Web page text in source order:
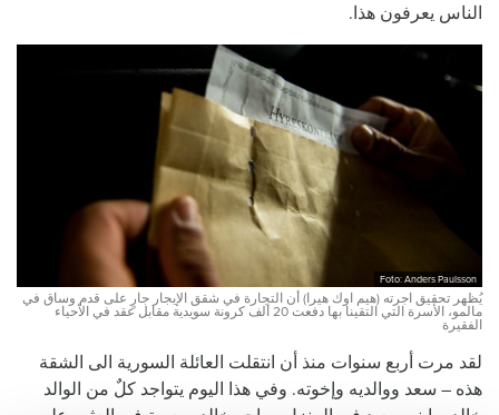
الناس يعرفون هذا.
Foto: Anders Paulsson
يُظهر تحقيق اجرته (هيم اوك هيرا) أن التجارة في شقق الإيجار جارٍ على قدم وساق في
مالمو، الأسرة التي التقينا بها دفعت 20 ألف كرونة سويدية مقابل عقد في الأحياء
الفقيرة
لقد مرت أربع سنوات منذ أن انتقلت العائلة السورية الى الشقة
هذه – سعد ووالديه وإخوته. وفي هذا اليوم يتواجد كلٌ من الوالد